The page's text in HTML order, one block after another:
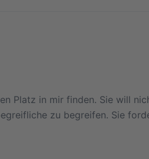
Platz in mir finden. Sie will
zu begreifen. Sie